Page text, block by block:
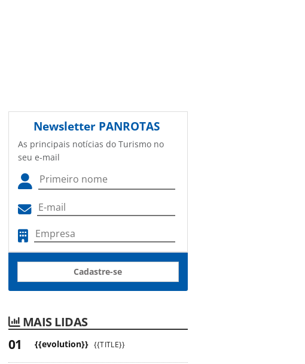
Newsletter PANROTAS
As principais notícias do Turismo no
seu e-mail
Cadastre-se
MAIS LIDAS
{{evolution}} {{TITLE}}